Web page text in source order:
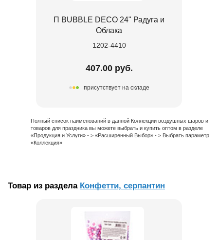
П BUBBLE DECO 24" Радуга и
Облака
1202-4410
407.00 руб.
присутствует на складе
Полный список наименований в данной Коллекции воздушных шаров и
товаров для праздника вы можете выбрать и купить оптом в разделе
«Продукция и Услуги» - > «Расширенный Выбор» - > Выбрать параметр
«Коллекция»
Товар из раздела Конфетти, серпантин